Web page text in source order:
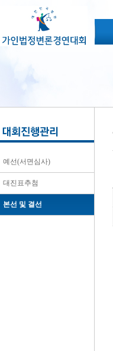
예선(서면심사)
대진표추첨
본선 및 결선